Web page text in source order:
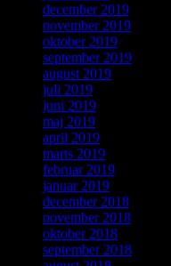
december 2019
november 2019
oktober 2019
september 2019
august 2019
juli 2019
juni 2019
maj 2019
april 2019
marts 2019
februar 2019
januar 2019
december 2018
november 2018
oktober 2018
september 2018